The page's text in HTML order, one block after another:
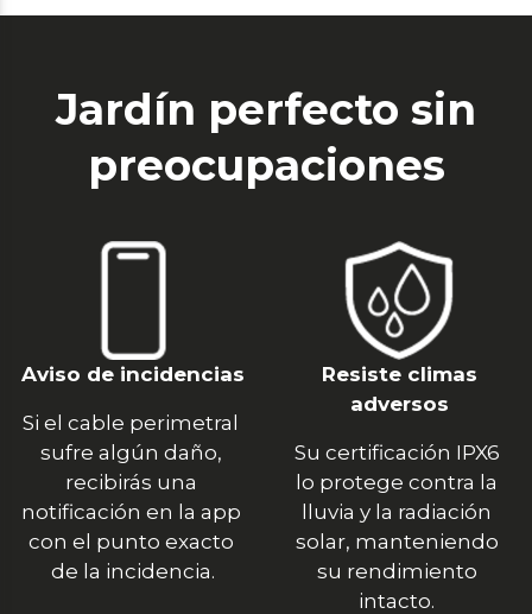
Jardín perfecto sin
preocupaciones
Aviso de incidencias
Si el cable perimetral
sufre algún daño,
recibirás una
notificación en la app
con el punto exacto
de la incidencia.
Resiste climas
adversos
Su certificación IPX6
lo protege contra la
lluvia y la radiación
solar, manteniendo
su rendimiento
intacto.